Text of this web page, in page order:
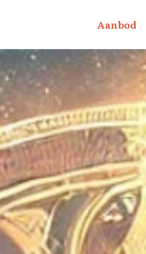
Aanbod